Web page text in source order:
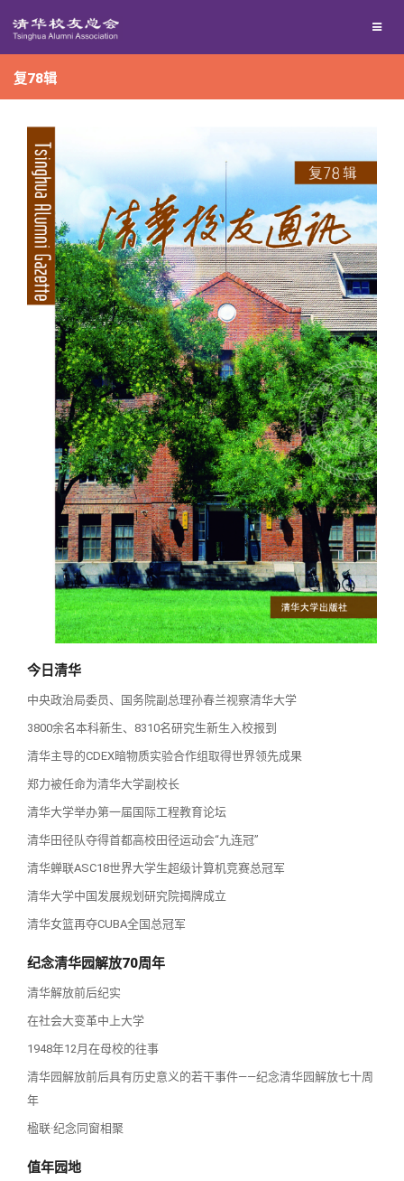
清华人物
清华故事
青春风采
校友文苑
校友讲坛
校友视界
校友服务
终身学习
信息化服务
三创大赛
实用信息
校友总会
总会简介
会长致辞
总会章程
理事会名单
制度法规
联系我们
关闭
复78辑
今日清华
中央政治局委员、国务院副总理孙春兰视察清华大学
3800余名本科新生、8310名研究生新生入校报到
清华主导的CDEX暗物质实验合作组取得世界领先成果
郑力被任命为清华大学副校长
清华大学举办第一届国际工程教育论坛
清华田径队夺得首都高校田径运动会“九连冠”
清华蝉联ASC18世界大学生超级计算机竞赛总冠军
清华大学中国发展规划研究院揭牌成立
清华女篮再夺CUBA全国总冠军
纪念清华园解放70周年
清华解放前后纪实
在社会大变革中上大学
1948年12月在母校的往事
清华园解放前后具有历史意义的若干事件——纪念清华园解放七十周
年
楹联·纪念同窗相聚
值年园地